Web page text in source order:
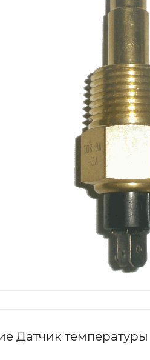
Датчик